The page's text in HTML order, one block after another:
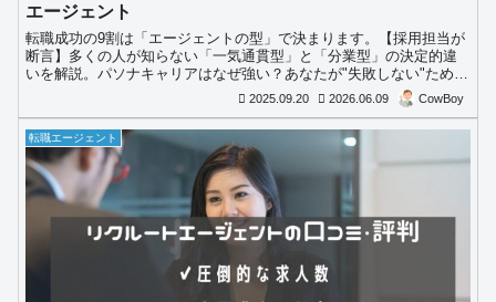
エージェント
転職成功の9割は「エージェントの型」で決まります。【採用担当が
断言】多くの人が知らない「一気通貫型」と「分業型」の決定的違
いを解説。パソナキャリアはなぜ強い？あなたが"失敗しない"ために
選ぶべきエージェントを徹底診断。2025.09.20 2026.06.09 CowBoy
転職エージェント